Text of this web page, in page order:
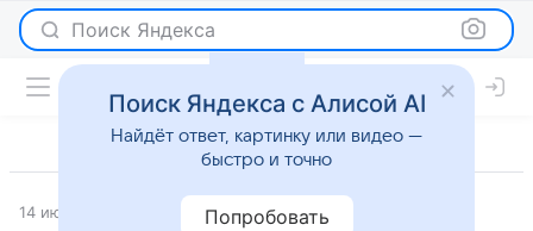
Поиск Яндекса
14 июня 2024 Светская жизнь
Поиск Яндекса с Алисой AI
Найдёт ответ, картинку или видео —
быстро и точно
Попробовать